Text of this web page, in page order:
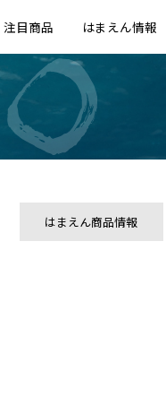
注目商品 はまえん情報
はまえん商品情報